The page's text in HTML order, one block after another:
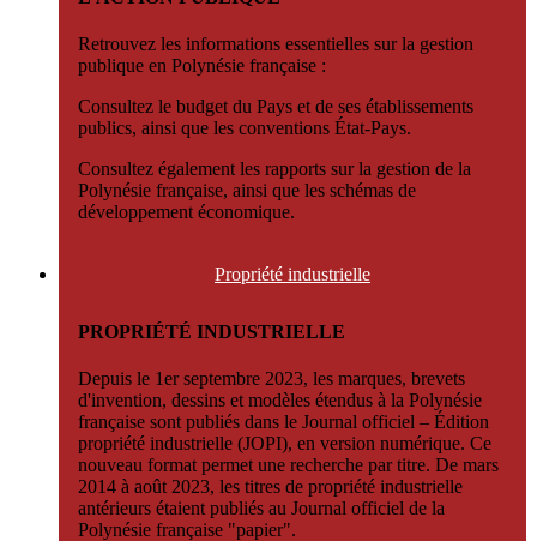
Retrouvez les informations essentielles sur la gestion
publique en Polynésie française :
Consultez le budget du Pays et de ses établissements
publics, ainsi que les conventions État-Pays.
Consultez également les rapports sur la gestion de la
Polynésie française, ainsi que les schémas de
développement économique.
Propriété industrielle
PROPRIÉTÉ INDUSTRIELLE
Depuis le 1er septembre 2023, les marques, brevets
d'invention, dessins et modèles étendus à la Polynésie
française sont publiés dans le Journal officiel – Édition
propriété industrielle (JOPI), en version numérique. Ce
nouveau format permet une recherche par titre. De mars
2014 à août 2023, les titres de propriété industrielle
antérieurs étaient publiés au Journal officiel de la
Polynésie française "papier".